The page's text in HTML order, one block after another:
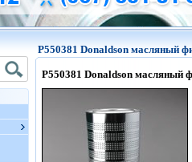
P550381 Donaldson масляный
P550381 Donaldson масляный